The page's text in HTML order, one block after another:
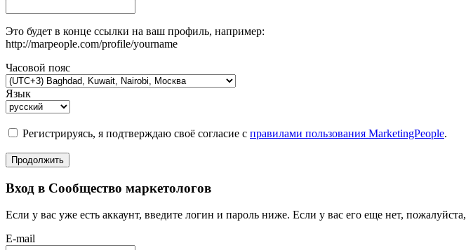
Это будет в конце ссылки на ваш профиль, например:
http://marpeople.com/profile/yourname
Часовой пояс
Язык
Регистрируясь, я подтверждаю своё согласие с правилами пользования MarketingPeople.
Продолжить
Вход в Сообщество маркетологов
Если у вас уже есть аккаунт, введите логин и пароль ниже. Если у вас его еще нет, пожалуйста,
E-mail